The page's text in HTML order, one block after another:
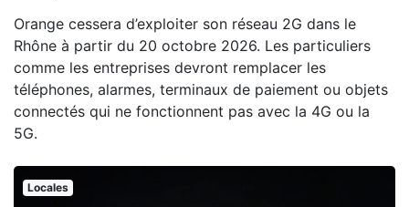
Orange cessera d’exploiter son réseau 2G dans le
Rhône à partir du 20 octobre 2026. Les particuliers
comme les entreprises devront remplacer les
téléphones, alarmes, terminaux de paiement ou objets
connectés qui ne fonctionnent pas avec la 4G ou la
5G.
Locales